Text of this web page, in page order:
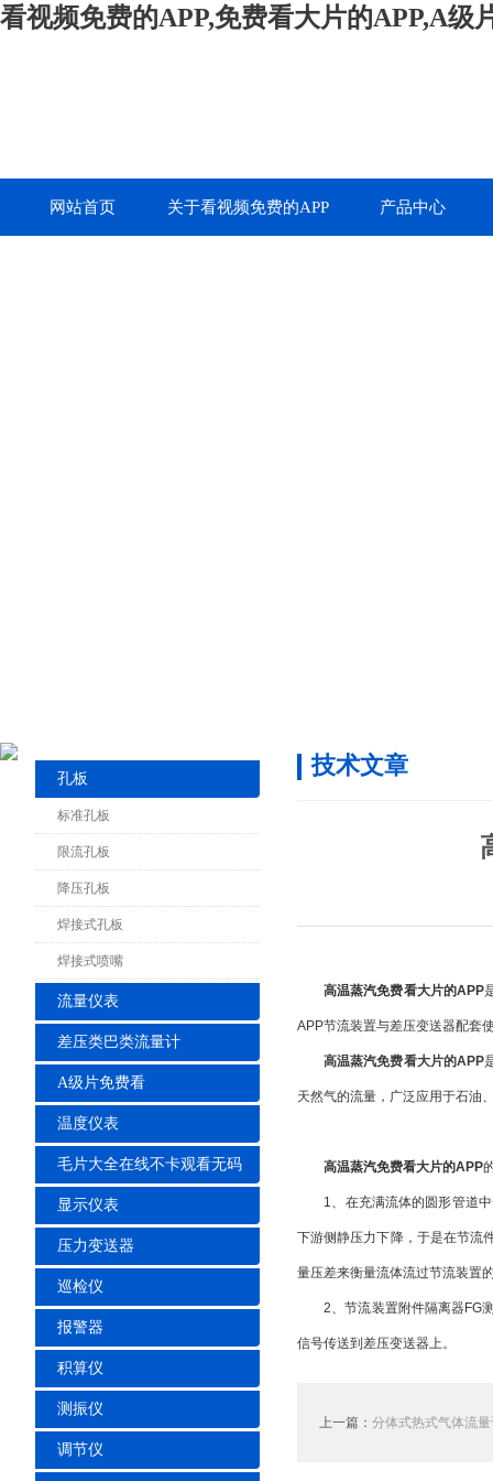
看视频免费的APP,免费看大片的APP,A级
网站首页 关于看视频免费的APP 产品中心
孔板
标准孔板
限流孔板
降压孔板
焊接式孔板
焊接式喷嘴
流量仪表
差压类巴类流量计
A级片免费看
温度仪表
毛片大全在线不卡观看无码
显示仪表
压力变送器
巡检仪
报警器
积算仪
测振仪
调节仪
技术文章
高温蒸汽免费看大片的APP
APP节流装置与差压变送器配套使用
高温蒸汽免费看大片的APP
天然气的流量，广泛应用于石油
高温蒸汽免费看大片的APP
1、在充满流体的圆形管道中
下游侧静压力下降，于是在节
量压差来衡量流体流过节流装置的
2、节流装置附件隔离器FG测
信号传送到差压变送器上。
上一篇： 分体式热式气体流